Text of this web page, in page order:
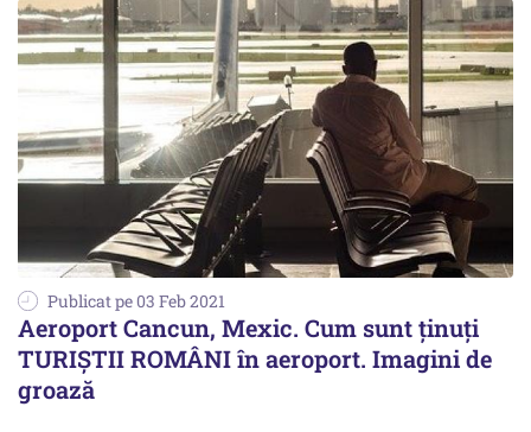
Publicat pe 03 Feb 2021
Aeroport Cancun, Mexic. Cum sunt ținuți
TURIȘTII ROMÂNI în aeroport. Imagini de
groază